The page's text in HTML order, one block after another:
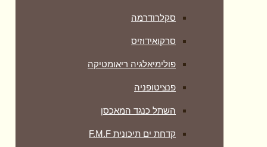
סקלרודרמה
סרקואידוזיס
פולימיאלגיה ריאומטיקה
‏פנציטופניה
השתל כנגד המאכסן
קדחת ים תיכונית F.M.F